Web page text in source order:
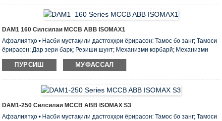
ба панели васлкунӣ иборат аст. • Бо ёрии қубурчаи махсуси 125 ва 160
ададро ба DIN-рельс насб кардан мумкин аст ....
DAM1 160 Силсилаи MCCB ABB ISOMAX1
Афзалиятҳо • Насби мустақили дастгоҳҳои ёрирасон: Тамос бо занг; Тамоси
ёрирасон; Дар зери барқ; Резиши шунт; Механизми корбарӣ; Механизми
фаъолияти барқӣ; Дастгоҳи васлшаванда; Дастгоҳи баровардашуда;. •
Маҷмӯаи стандартии ҳар як рахнакунанда аз пайвастани шинаҳо ё лӯлаҳои
васлкунии онтан иборат аст. • Бо ёрии тазиқи махсус 125 ва 160 адад onta
DIN-rail насб карда мешавад. • Вазн ва г ...
ПУРСИШ МУФАССАЛ
DAM1-250 Силсилаи MCCB ABB ISOMAX S3
Афзалиятҳо • Насби мустақили дастгоҳҳои ёрирасон: Тамос бо занг; Тамоси